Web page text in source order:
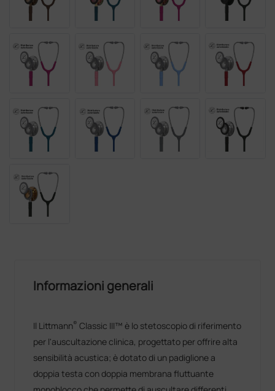
Informazioni generali
Il Littmann® Classic III™ è lo stetoscopio di riferimento
per l'auscultazione clinica, progettato per offrire alta
sensibilità acustica; è dotato di un padiglione a
doppia testa con doppia membrana fluttuante